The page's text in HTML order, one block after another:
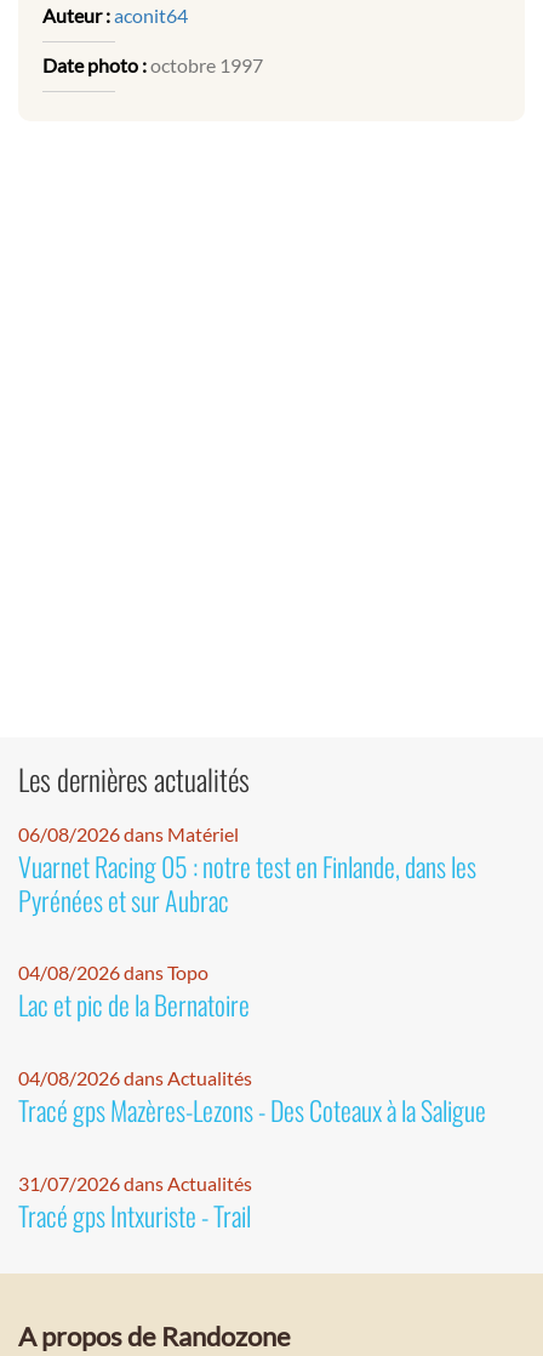
Auteur :aconit64
Date photo :octobre 1997
Les dernières actualités
06/08/2026 dans Matériel
Vuarnet Racing 05 : notre test en Finlande, dans les
Pyrénées et sur Aubrac
04/08/2026 dans Topo
Lac et pic de la Bernatoire
04/08/2026 dans Actualités
Tracé gps Mazères-Lezons - Des Coteaux à la Saligue
31/07/2026 dans Actualités
Tracé gps Intxuriste - Trail
A propos de Randozone